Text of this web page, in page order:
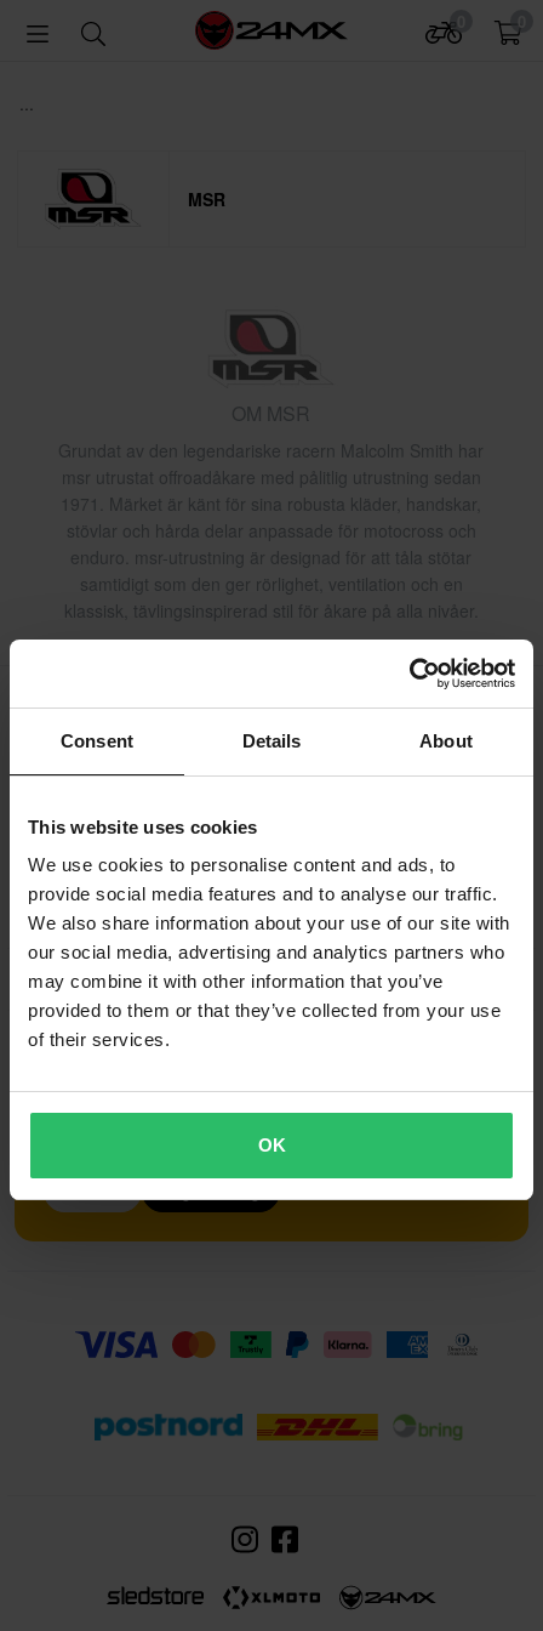
Consent Details About
This website uses cookies
We use cookies to personalise content and ads, to
provide social media features and to analyse our traffic.
We also share information about your use of our site with
our social media, advertising and analytics partners who
may combine it with other information that you’ve
provided to them or that they’ve collected from your use
of their services.
OK
...
MSR
OM MSR
Grundat av den legendariske racern Malcolm Smith har
msr utrustat offroadåkare med pålitlig utrustning sedan
1971. Märket är känt för sina robusta kläder, handskar,
stövlar och hårda delar anpassade för motocross och
enduro. msr-utrustning är designad för att tåla stötar
samtidigt som den ger rörlighet, ventilation och en
klassisk, tävlingsinspirerad stil för åkare på alla nivåer.
Frakt & Leverans Köpvillkor
Betalning
Integritetspolicy
Returer
Ångerrätt
Lediga jobb
Försäkran om överensstämmelse
Kundservice info@24mx.se
Lås upp exklusiva erbjudanden och bonusar med 24MX
Riders Club. Gå med nu och uppgradera din